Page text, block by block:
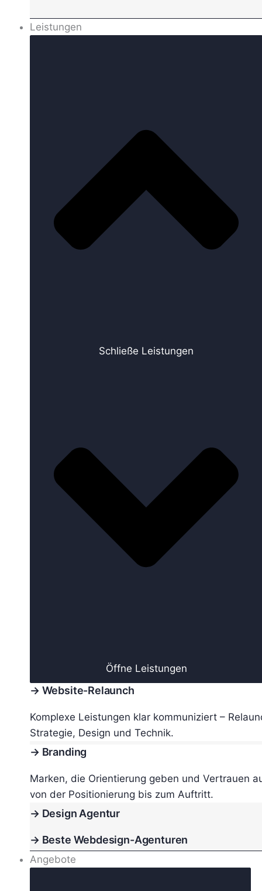
Leistungen
Schließe Leistungen
Öffne Leistungen
→ Website-Relaunch
Komplexe Leistungen klar kommuniziert –
Strategie, Design und Technik.
→ Branding
Marken, die Orientierung geben und Vertrauen
von der Positionierung bis zum Auftritt.
→ Design Agentur
→ Beste Webdesign-Agenturen
Angebote